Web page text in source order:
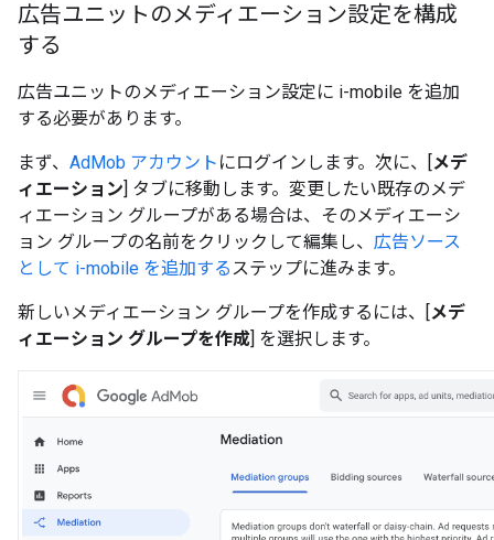
広告ユニットのメディエーション設定を構成
する
広告ユニットのメディエーション設定に i-mobile を追加
する必要があります。
まず、 AdMob アカウント にログインします。次に、[ メデ
ィエーション ] タブに移動します。変更したい既存のメデ
ィエーション グループがある場合は、そのメディエーシ
ョン グループの名前をクリックして編集し、 広告ソース
として i-mobile を追加するステップに進みます。
新しいメディエーション グループを作成するには、[ メデ
ィエーション グループを作成 ] を選択します。